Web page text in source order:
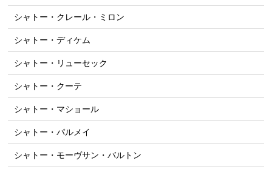
シャトー・クレール・ミロン
シャトー・ディケム
シャトー・リューセック
シャトー・クーテ
シャトー・マショール
シャトー・パルメイ
シャトー・モーヴサン・バルトン